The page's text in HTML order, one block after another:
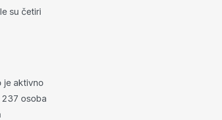
su četiri
je aktivno
osoba